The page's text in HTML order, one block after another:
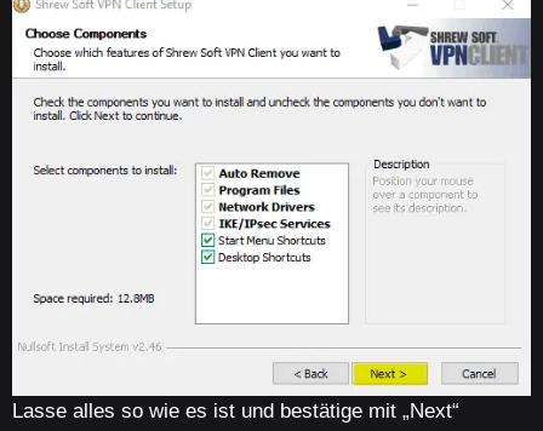
Lasse alles so wie es ist und bestätige mit „Next“